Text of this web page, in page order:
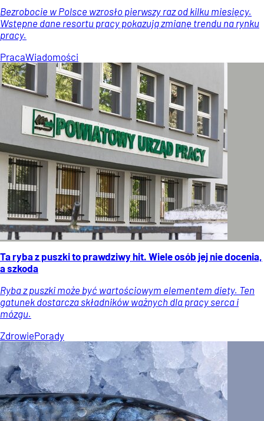
Bezrobocie w Polsce wzrosło pierwszy raz od kilku miesięcy.
Wstępne dane resortu pracy pokazują zmianę trendu na rynku
pracy.
PracaWiadomości
Ta ryba z puszki to prawdziwy hit. Wiele osób jej nie docenia,
a szkoda
Ryba z puszki może być wartościowym elementem diety. Ten
gatunek dostarcza składników ważnych dla pracy serca i
mózgu.
ZdrowiePorady